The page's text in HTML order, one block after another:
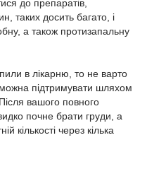
до препаратів,
таких досить багато, і
а також протизапальну
в лікарню, то не варто
підтримувати шляхом
вашого повного
почне брати груди, а
кількості через кілька